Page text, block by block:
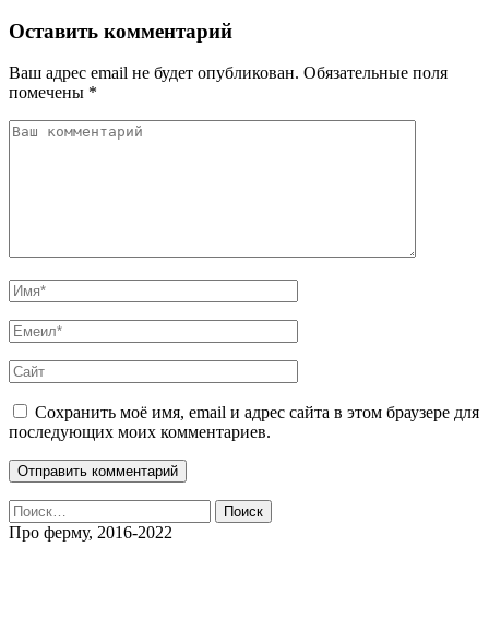
Оставить комментарий
Ваш адрес email не будет опубликован. Обязательные поля
помечены *
Сохранить моё имя, email и адрес сайта в этом браузере для
последующих моих комментариев.
Найти:
Про ферму, 2016-2022